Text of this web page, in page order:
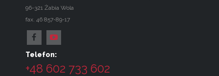
96-321 Żabia Wola
fax. 46 857-89-17
Telefon:
+48 602 733 602